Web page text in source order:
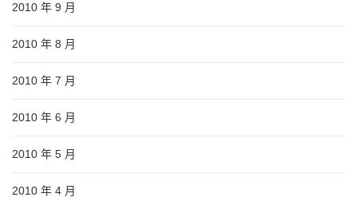
2010 年 9 月
2010 年 8 月
2010 年 7 月
2010 年 6 月
2010 年 5 月
2010 年 4 月